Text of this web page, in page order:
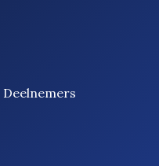
Deelnemers